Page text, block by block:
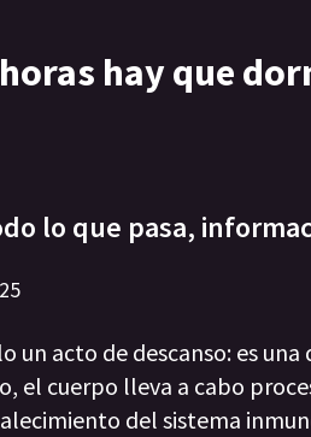
hay que
lo que pasa,
un acto de descanso: es
el cuerpo lleva a cabo
del sistema